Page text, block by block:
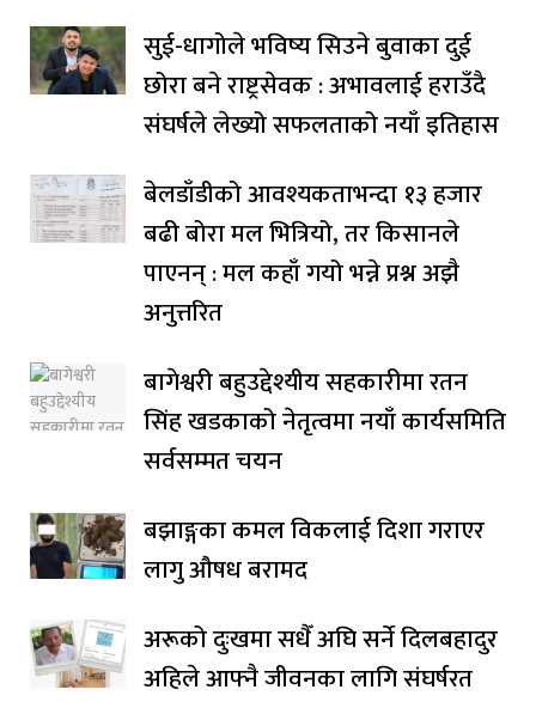
सुई-धागोले भविष्य सिउने बुवाका दुई
छोरा बने राष्ट्रसेवक : अभावलाई हराउँदै
संघर्षले लेख्यो सफलताको नयाँ इतिहास
बेलडाँडीको आवश्यकताभन्दा १३ हजार
बढी बोरा मल भित्रियो, तर किसानले
पाएनन् : मल कहाँ गयो भन्ने प्रश्न अझै
अनुत्तरित
बागेश्वरी बहुउद्देश्यीय सहकारीमा रतन
सिंह खडकाको नेतृत्वमा नयाँ कार्यसमिति
सर्वसम्मत चयन
बझाङ्गका कमल विकलाई दिशा गराएर
लागु औषध बरामद
अरूको दुःखमा सधैँ अघि सर्ने दिलबहादुर
अहिले आफ्नै जीवनका लागि संघर्षरत